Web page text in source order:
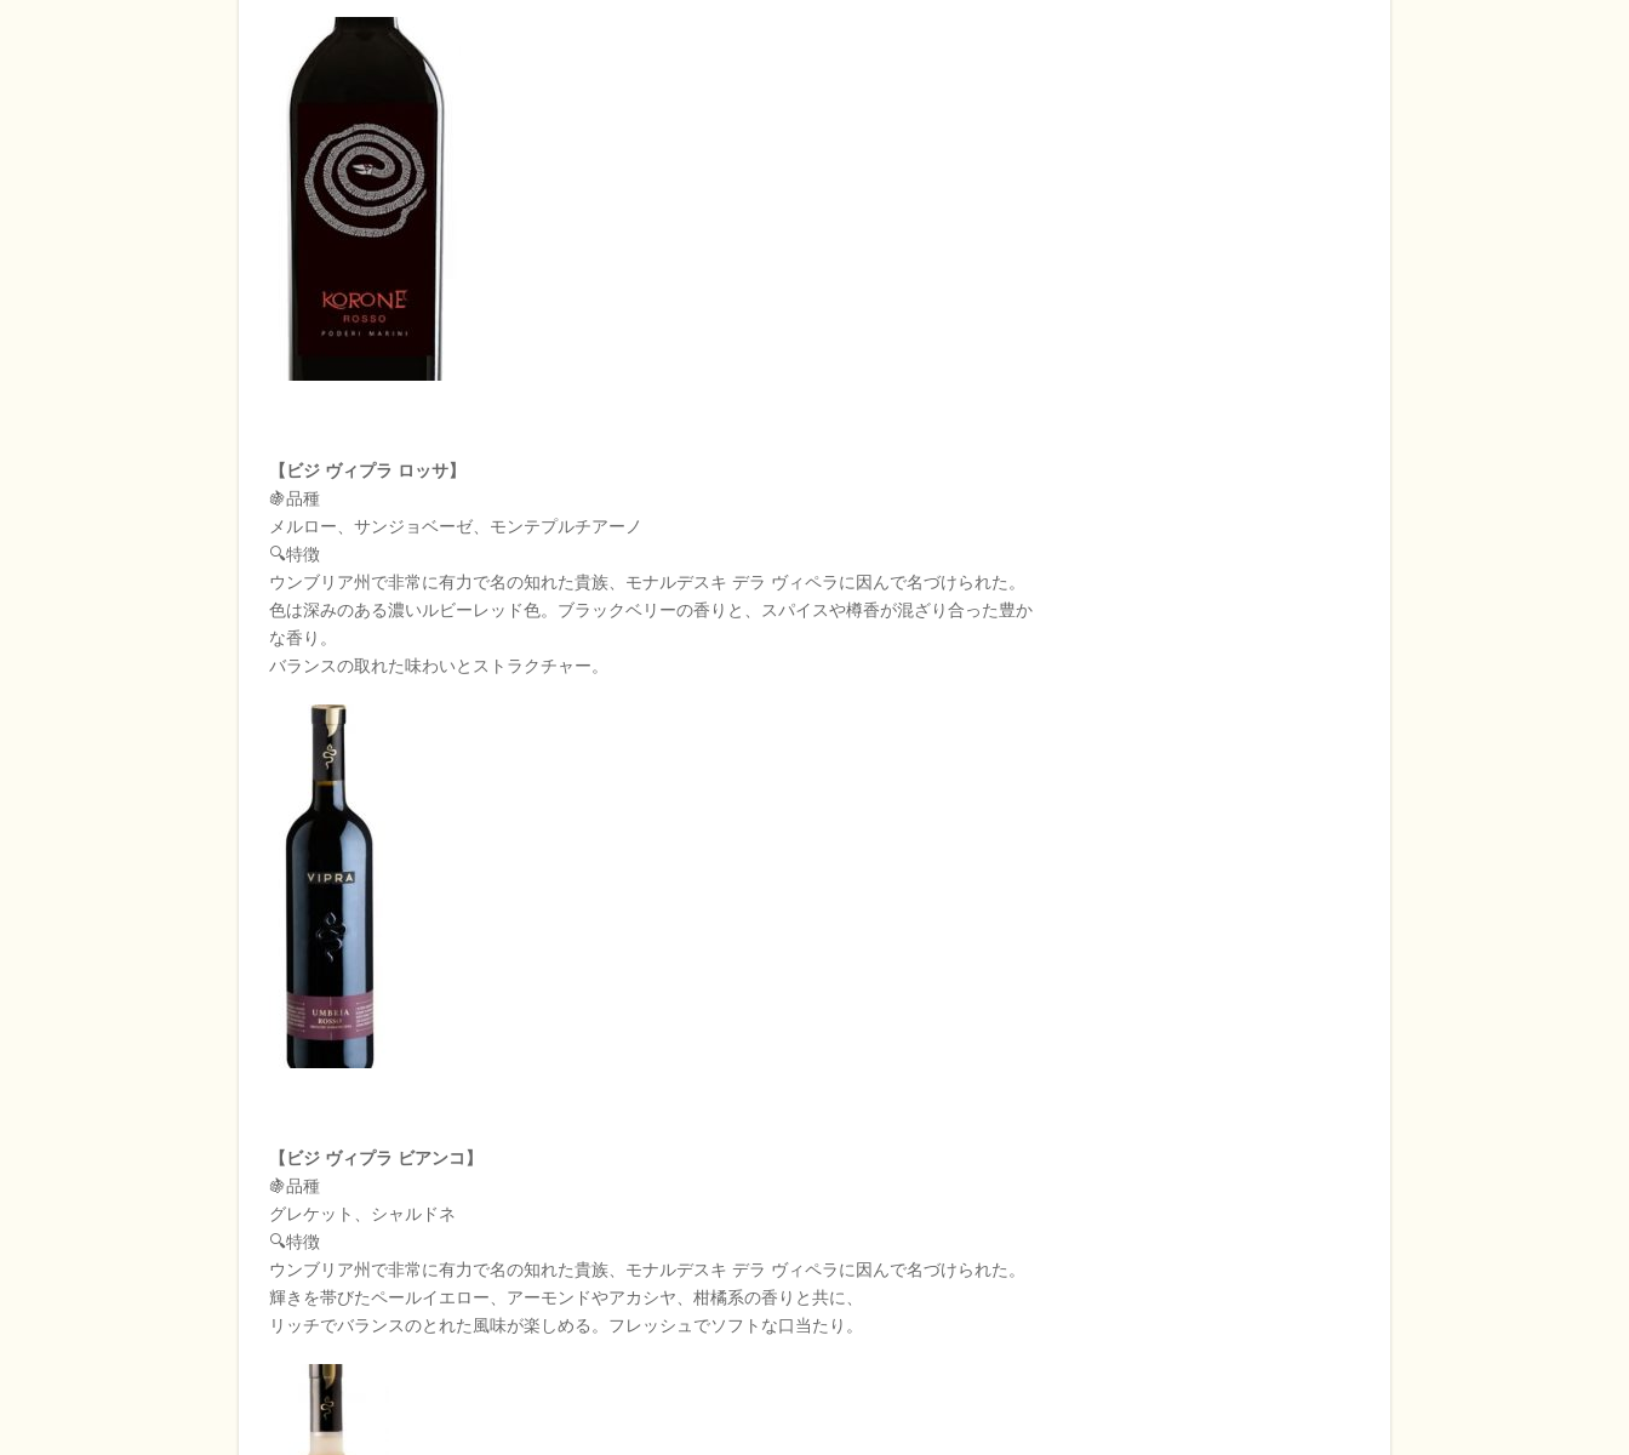
【ビジ ヴィプラ ロッサ】
🍇品種
メルロー、サンジョベーゼ、モンテプルチアーノ
🔍特徴
ウンブリア州で非常に有力で名の知れた貴族、モナルデスキ デラ ヴィペラに因んで名づけられた。
色は深みのある濃いルビーレッド色。ブラックベリーの香りと、スパイスや樽香が混ざり合った豊か
な香り。
バランスの取れた味わいとストラクチャー。
【ビジ ヴィプラ ビアンコ】
🍇品種
グレケット、シャルドネ
🔍特徴
ウンブリア州で非常に有力で名の知れた貴族、モナルデスキ デラ ヴィペラに因んで名づけられた。
輝きを帯びたペールイエロー、アーモンドやアカシヤ、柑橘系の香りと共に、
リッチでバランスのとれた風味が楽しめる。フレッシュでソフトな口当たり。